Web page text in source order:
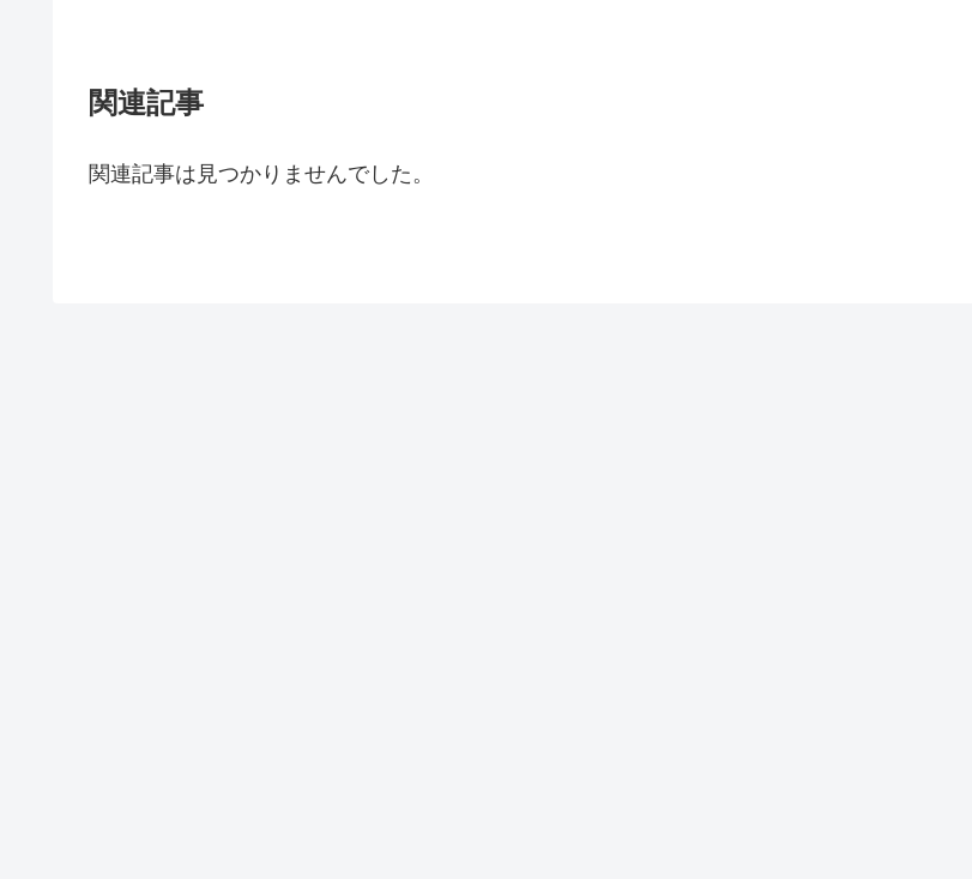
関連記事
関連記事は見つかりませんでした。